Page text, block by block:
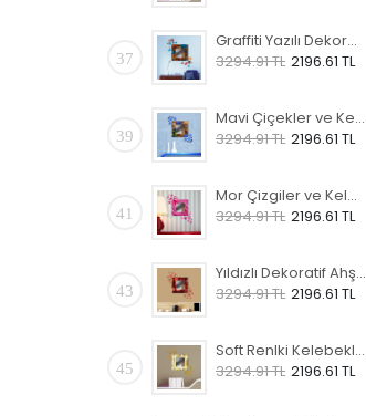
37
Graffiti Yazılı Dekoratif Ahşap Çerçeveli Ayna
3294.91 TL 2196.61 TL
39
Mavi Çiçekler ve Kelebekler Dekoratif Ahşap Çerçeveli Ayna
3294.91 TL 2196.61 TL
41
Mor Çizgiler ve Kelebekler Dekoratif Ahşap Çerçeveli Ayna
3294.91 TL 2196.61 TL
43
Yıldızlı Dekoratif Ahşap Çerçeveli Ayna
3294.91 TL 2196.61 TL
45
Soft Renlki Kelebekli Dekoratif Ahşap Çerçeveli Ayna
3294.91 TL 2196.61 TL